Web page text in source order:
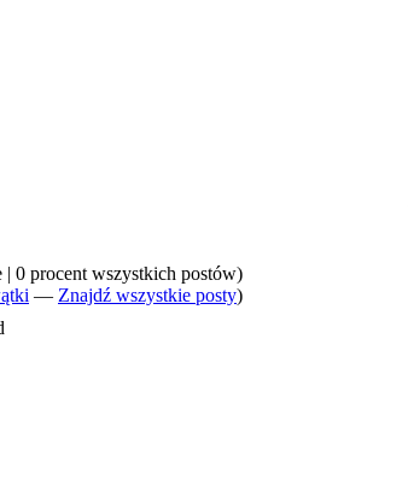
| 0 procent wszystkich postów)
— Znajdź wszystkie posty)